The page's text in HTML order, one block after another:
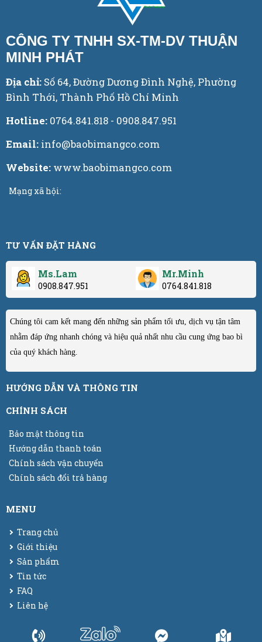
CÔNG TY TNHH SX-TM-DV THUẬN
MINH PHÁT
Địa chỉ: Số 64, Đường Dương Đình Nghệ, Phường
Bình Thới, Thành Phố Hồ Chí Minh
Hotline: 0764.841.818 - 0908.847.951
Email: info@baobimangco.com
Website: www.baobimangco.com
Mạng xã hội:
TƯ VẤN ĐẶT HÀNG
Ms.Lam
0908.847.951
Mr.Minh
0764.841.818
Chúng tôi cam kết mang đến những sản phẩm tối ưu, dịch vụ tận tâm
nhằm đáp ứng nhanh chóng và hiệu quả nhất nhu cầu cung ứng bao bì
của quý khách hàng.
HƯỚNG DẪN VÀ THÔNG TIN
CHÍNH SÁCH
Bảo mật thông tin
Hướng dẫn thanh toán
Chính sách vận chuyển
Chính sách đổi trả hàng
MENU
Trang chủ
Giới thiệu
Sản phẩm
Tin tức
FAQ
Liên hệ